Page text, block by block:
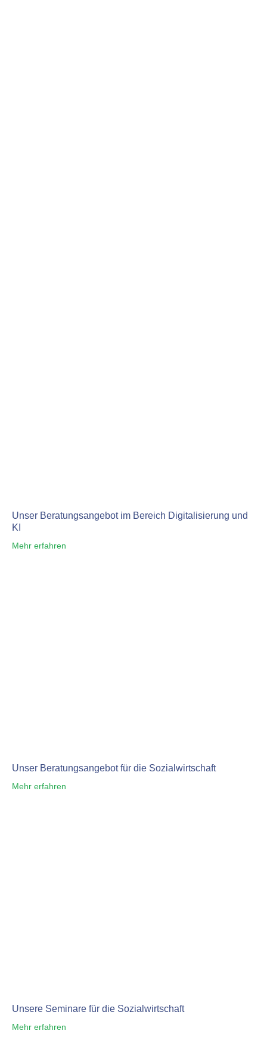
Unser Beratungsangebot im Bereich Digitalisierung und
KI
Mehr erfahren
Unser Beratungsangebot für die Sozialwirtschaft
Mehr erfahren
Unsere Seminare für die Sozialwirtschaft
Mehr erfahren